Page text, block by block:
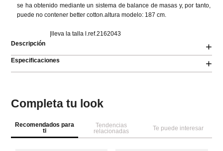
se ha obtenido mediante un sistema de balance de masas y, por tanto,
puede no contener better cotton.altura modelo: 187 cm.
                      |lleva la talla l.ref.2162043
Descripción
+
Especificaciones +
Completa tu look
Recomendados para
ti
Tendencias
relacionadas
Te puede interesar